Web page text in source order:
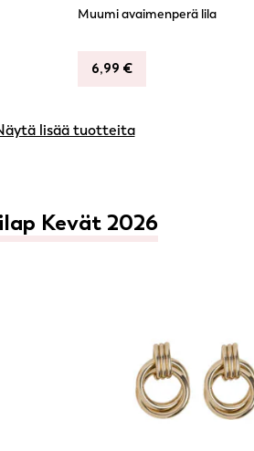
Muumi avaimenperä lila
6,99 €
lisää tuotteita
Kevät 2026